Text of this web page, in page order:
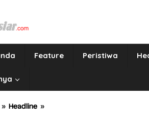
Feature Peristiwa
» Headline »